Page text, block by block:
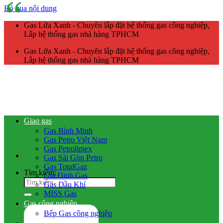
Bỏ qua nội dung
Gas Lửa Xanh - Chuyên lắp đặt hệ thống gas công nghiệp,
Lắp hệ thống gas nhà hàng TPHCM
Gas Lửa Xanh - Chuyên lắp đặt hệ thống gas công nghiệp,
Lắp hệ thống gas nhà hàng TPHCM
Tìm kiếm:
Giao gas
Gas Bình Minh
Gas Petro Việt Nam
Gas Petrolimex
Gas Sài Gòn Petro
Gas TotalGaz
Gia Đình Gas
Gas Dầu Khí
MISS Gas
Gas công nghiệp
Bếp Gas công nghiệp